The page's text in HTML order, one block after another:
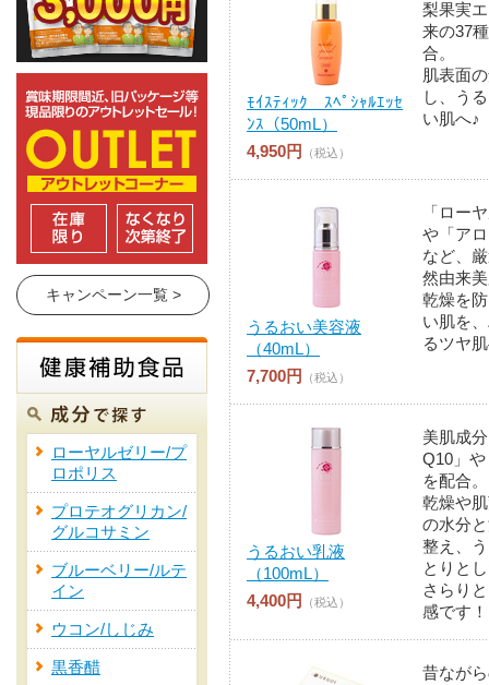
ﾓｲｽﾃｨｯｸ ｽﾍﾟｼｬﾙｴｯｾ
ﾝｽ（50mL）
4,950円
（税込）
梨果実
来の37
合。
肌表面
し、う
い肌へ♪
うるおい美容液
（40mL）
7,700円
（税込）
「ロー
や「ア
など、
然由来
乾燥を
い肌を
るツヤ
うるおい乳液
（100mL）
4,400円
（税込）
美肌成
Q10」
を配合。
乾燥や
の水分
整え、
とりと
さらり
感です！
昔なが
キャンペーン一覧 >
ローヤルゼリー/プ
ロポリス
プロテオグリカン/
グルコサミン
ブルーベリー/ルテ
イン
ウコン/しじみ
黒香醋